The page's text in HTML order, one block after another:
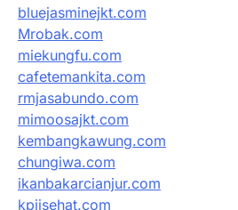
bluejasminejkt.com
Mrobak.com
miekungfu.com
cafetemankita.com
rmjasabundo.com
mimoosajkt.com
kembangkawung.com
chungiwa.com
ikanbakarcianjur.com
kpjisehat.com